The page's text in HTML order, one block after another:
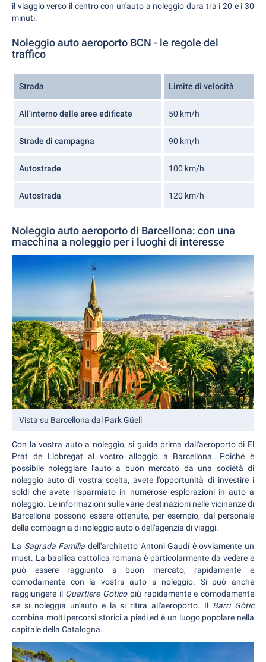
il viaggio verso il centro con un'auto a noleggio dura tra i 20 e i 30
minuti.
Noleggio auto aeroporto BCN - le regole del
traffico
Strada Limite di velocità
All'interno delle aree edificate 50 km/h
Strade di campagna 90 km/h
Autostrade 100 km/h
Autostrada 120 km/h
Noleggio auto aeroporto di Barcellona: con una
macchina a noleggio per i luoghi di interesse
Vista su Barcellona dal Park Güell
Con la vostra auto a noleggio, si guida prima dall'aeroporto di El
Prat de Llobregat al vostro alloggio a Barcellona. Poiché è
possibile noleggiare l'auto a buon mercato da una società di
noleggio auto di vostra scelta, avete l'opportunità di investire i
soldi che avete risparmiato in numerose esplorazioni in auto a
noleggio. Le informazioni sulle varie destinazioni nelle vicinanze di
Barcellona possono essere ottenute, per esempio, dal personale
della compagnia di noleggio auto o dell'agenzia di viaggi.
La Sagrada Familia dell'architetto Antoni Gaudí è ovviamente un
must. La basilica cattolica romana è particolarmente da vedere e
può essere raggiunto a buon mercato, rapidamente e
comodamente con la vostra auto a noleggio. Si può anche
raggiungere il Quartiere Goticopiù rapidamente e comodamente
se si noleggia un'auto e la si ritira all'aeroporto. Il Barri Gòtic
combina molti percorsi storici a piedi ed è un luogo popolare nella
capitale della Catalogna.